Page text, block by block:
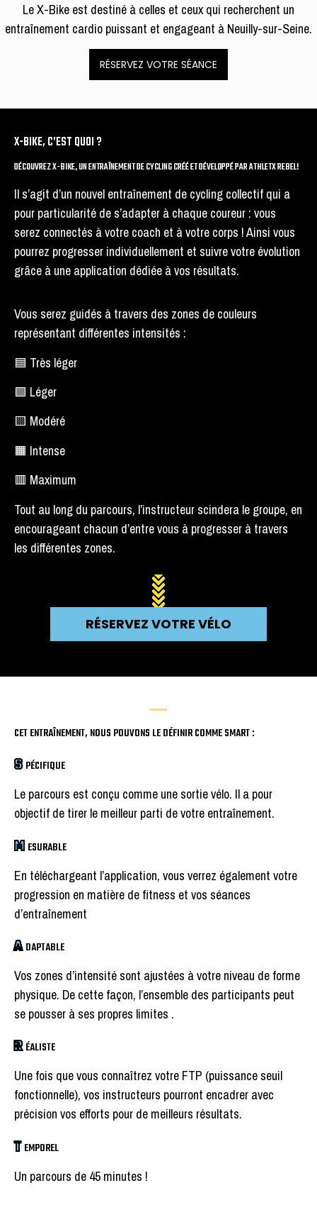
Le X-Bike est destiné à celles et ceux qui recherchent un
entraînement cardio puissant et engageant à Neuilly-sur-Seine.
RÉSERVEZ VOTRE SÉANCE
X-BIKE, C’EST QUOI ?
DÉCOUVREZ X-BIKE, UN ENTRAÎNEMENT DE CYCLING CRÉÉ ET DÉVELOPPÉ PAR ATHLETX REBEL!
Il s’agit d’un nouvel entraînement de cycling collectif qui a
pour particularité de s’adapter à chaque coureur : vous
serez connectés à votre coach et à votre corps ! Ainsi vous
pourrez progresser individuellement et suivre votre évolution
grâce à une application dédiée à vos résultats.
Vous serez guidés à travers des zones de couleurs
représentant différentes intensités :
🟦 Très léger
🟩 Léger
🟨 Modéré
🟧 Intense
🟥 Maximum
Tout au long du parcours, l’instructeur scindera le groupe, en
encourageant chacun d’entre vous à progresser à travers
les différentes zones.
RÉSERVEZ VOTRE VÉLO
CET ENTRAÎNEMENT, NOUS POUVONS LE DÉFINIR COMME SMART :
S PÉCIFIQUE
Le parcours est conçu comme une sortie vélo. Il a pour
objectif de tirer le meilleur parti de votre entraînement.
M ESURABLE
En téléchargeant l’application, vous verrez également votre
progression en matière de fitness et vos séances
d’entraînement
A DAPTABLE
Vos zones d’intensité sont ajustées à votre niveau de forme
physique. De cette façon, l’ensemble des participants peut
se pousser à ses propres limites .
R ÉALISTE
Une fois que vous connaîtrez votre FTP (puissance seuil
fonctionnelle), vos instructeurs pourront encadrer avec
précision vos efforts pour de meilleurs résultats.
T EMPOREL
Un parcours de 45 minutes !